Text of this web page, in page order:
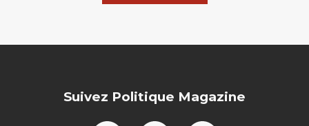
Suivez Politique Magazine